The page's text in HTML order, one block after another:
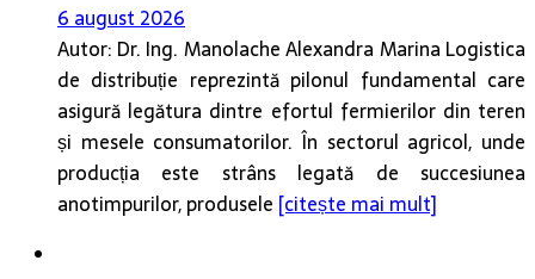
6 august 2026
Autor: Dr. Ing. Manolache Alexandra Marina Logistica
de distribuție reprezintă pilonul fundamental care
asigură legătura dintre efortul fermierilor din teren
și mesele consumatorilor. În sectorul agricol, unde
producția este strâns legată de succesiunea
anotimpurilor, produsele [citește mai mult]